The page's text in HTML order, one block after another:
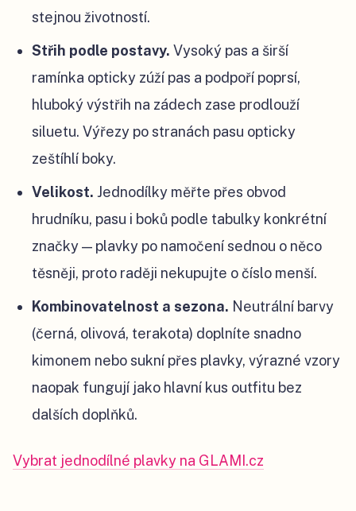
stejnou životností.
Střih podle postavy. Vysoký pas a širší
ramínka opticky zúží pas a podpoří poprsí,
hluboký výstřih na zádech zase prodlouží
siluetu. Výřezy po stranách pasu opticky
zeštíhlí boky.
Velikost. Jednodílky měřte přes obvod
hrudníku, pasu i boků podle tabulky konkrétní
značky — plavky po namočení sednou o něco
těsněji, proto raději nekupujte o číslo menší.
Kombinovatelnost a sezona. Neutrální barvy
(černá, olivová, terakota) doplníte snadno
kimonem nebo sukní přes plavky, výrazné vzory
naopak fungují jako hlavní kus outfitu bez
dalších doplňků.
Vybrat jednodílné plavky na GLAMI.cz